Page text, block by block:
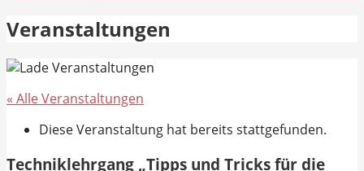
Veranstaltungen
« Alle Veranstaltungen
Diese Veranstaltung hat bereits stattgefunden.
Techniklehrgang „Tipps und Tricks für die